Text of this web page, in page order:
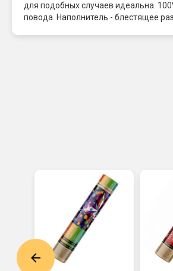
для подобных случаев идеальна.
повода. Наполнитель - блестящее